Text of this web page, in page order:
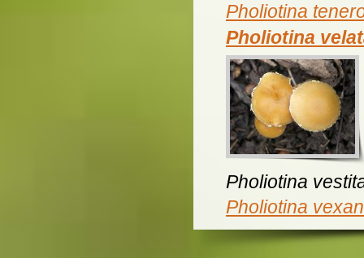
Pholiotina
Pholiotina
Pholiotina
Pholiotina